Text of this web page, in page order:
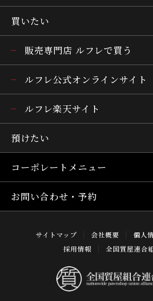
買いたい
販売専門店 ルフレで買う
ルフレ公式オンラインサイト
ルフレ楽天サイト
預けたい
コーポレートメニュー
お問い合わせ・予約
サイトマップ 会社概要
個人
採用情報
全国質屋連合